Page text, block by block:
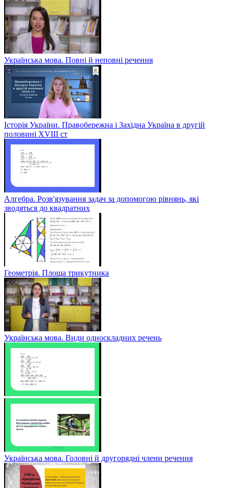
Українська мова. Повні й неповні речення
Історія України. Правобережна і Західна Україна в другій
половині XVIII ст
Алгебра. Розв'язування задач за допомогою рівнянь, які
зводяться до квадратних
Геометрія. Площа трикутника
Українська мова. Види односкладних речень
Українська мова. Головні й другорядні члени речення